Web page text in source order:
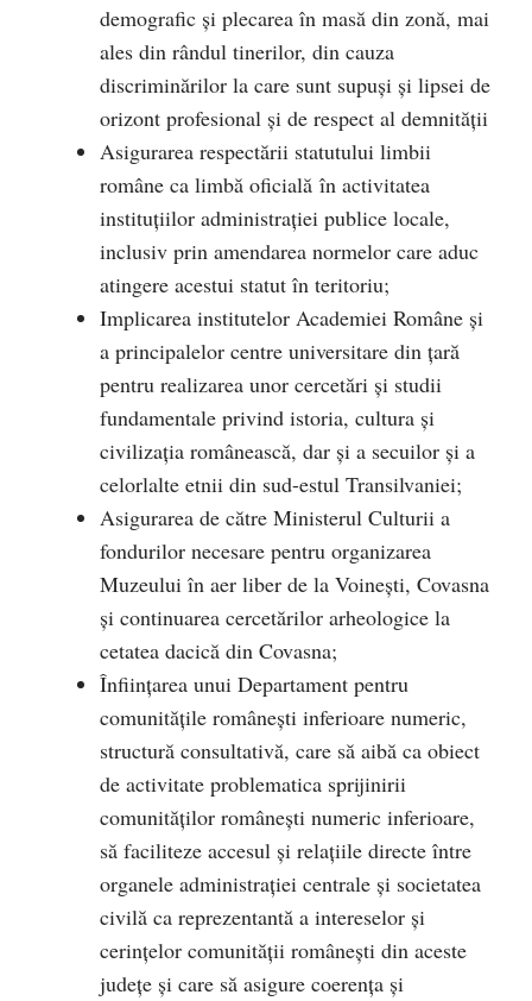
demografic şi plecarea în masă din zonă, mai
ales din rândul tinerilor, din cauza
discriminărilor la care sunt supuşi şi lipsei de
orizont profesional şi de respect al demnităţii
Asigurarea respectării statutului limbii
române ca limbă oficială în activitatea
instituţiilor administraţiei publice locale,
inclusiv prin amendarea normelor care aduc
atingere acestui statut în teritoriu;
Implicarea institutelor Academiei Române şi
a principalelor centre universitare din ţară
pentru realizarea unor cercetări şi studii
fundamentale privind istoria, cultura şi
civilizaţia românească, dar şi a secuilor şi a
celorlalte etnii din sud-estul Transilvaniei;
Asigurarea de către Ministerul Culturii a
fondurilor necesare pentru organizarea
Muzeului în aer liber de la Voinești, Covasna
și continuarea cercetărilor arheologice la
cetatea dacică din Covasna;
Înfiinţarea unui Departament pentru
comunităţile româneşti inferioare numeric,
structură consultativă, care să aibă ca obiect
de activitate problematica sprijinirii
comunităţilor româneşti numeric inferioare,
să faciliteze accesul şi relaţiile directe între
organele administraţiei centrale şi societatea
civilă ca reprezentantă a intereselor şi
cerinţelor comunităţii româneşti din aceste
judeţe şi care să asigure coerenţa şi